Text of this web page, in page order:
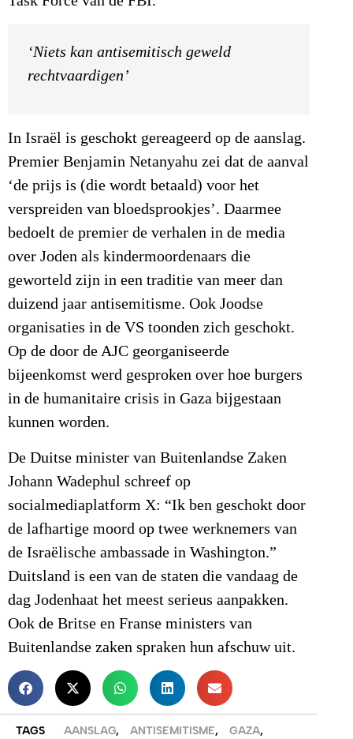
‘Niets kan antisemitisch geweld
rechtvaardigen’
In Israël is geschokt gereageerd op de aanslag.
Premier Benjamin Netanyahu zei dat de aanval
‘de prijs is (die wordt betaald) voor het
verspreiden van bloedsprookjes’. Daarmee
bedoelt de premier de verhalen in de media
over Joden als kindermoordenaars die
geworteld zijn in een traditie van meer dan
duizend jaar antisemitisme. Ook Joodse
organisaties in de VS toonden zich geschokt.
Op de door de AJC georganiseerde
bijeenkomst werd gesproken over hoe burgers
in de humanitaire crisis in Gaza bijgestaan
kunnen worden.
De Duitse minister van Buitenlandse Zaken
Johann Wadephul schreef op
socialmediaplatform X: “Ik ben geschokt door
de lafhartige moord op twee werknemers van
de Israëlische ambassade in Washington.”
Duitsland is een van de staten die vandaag de
dag Jodenhaat het meest serieus aanpakken.
Ook de Britse en Franse ministers van
Buitenlandse zaken spraken hun afschuw uit.
TAGS AANSLAG, ANTISEMITISME, GAZA,